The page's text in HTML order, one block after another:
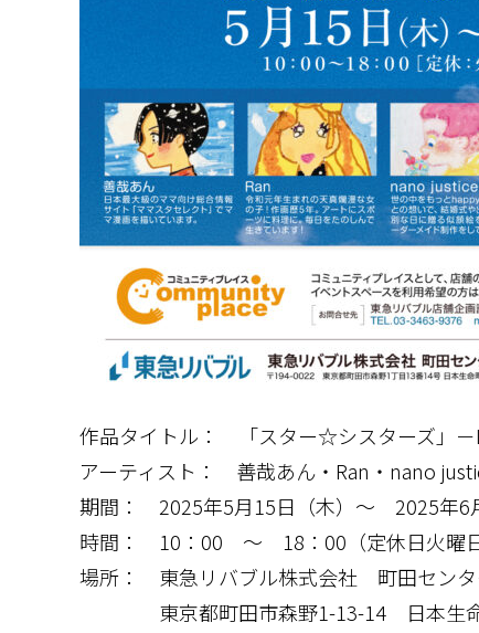
作品タイトル： 「スター☆シスターズ」－
アーティスト： 善哉あん・Ran・nano
期間： 2025年5月15日（木）～ 2025年6
時間： 10：00 ～ 18：00（定休日火曜
場所： 東急リバブル株式会社 町田センタ
東京都町田市森野1-13-14 日本生命